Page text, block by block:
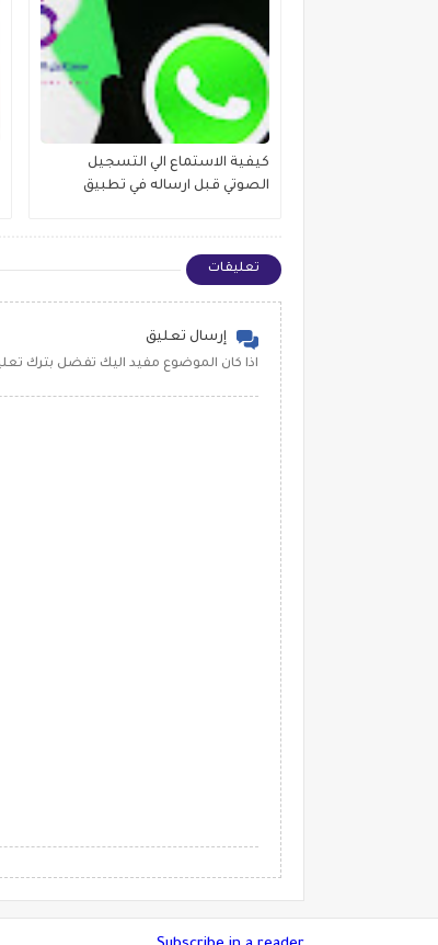
كيفية الاستماع الي التسجيل
الصوتي قبل ارساله في تطبيق
تعليقات
إرسال تعليق
اذا كان الموضوع مفيد اليك تفضل بترك